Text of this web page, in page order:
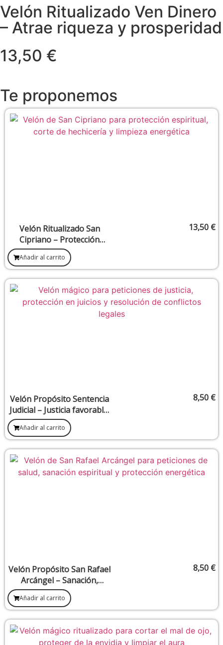
Velón Ritualizado Ven Dinero
– Atrae riqueza y prosperidad
13,50 €
Te proponemos
Velón Ritualizado San
Cipriano – Protección
contra enemigos y mal de
ojo
13,50 €
Añadir al carrito
Velón Propósito Sentencia
Judicial – Justicia favorable,
resolución legal y defensa
espiritual
8,50 €
Añadir al carrito
Velón Propósito San Rafael
Arcángel – Sanación,
curación del alma y
restauración espiritual
8,50 €
Añadir al carrito